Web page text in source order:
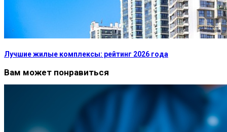
Лучшие жилые комплексы: рейтинг 2026 года
Вам может понравиться